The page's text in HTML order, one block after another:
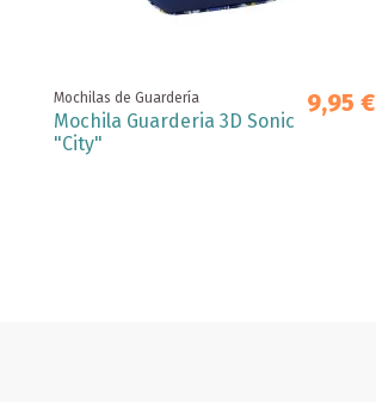
Mochilas de Guardería
Mochila Guarderia 3D Sonic
"City"
9,95 €